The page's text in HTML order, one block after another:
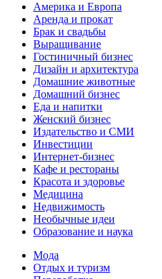
Америка и Европа
Аренда и прокат
Брак и свадьбы
Выращивание
Гостиничный бизнес
Дизайн и архитектура
Домашние животные
Домашний бизнес
Еда и напитки
Женский бизнес
Издательство и СМИ
Инвестиции
Интернет-бизнес
Кафе и рестораны
Красота и здоровье
Медицина
Недвижимость
Необычные идеи
Образование и наука
Мода
Отдых и туризм